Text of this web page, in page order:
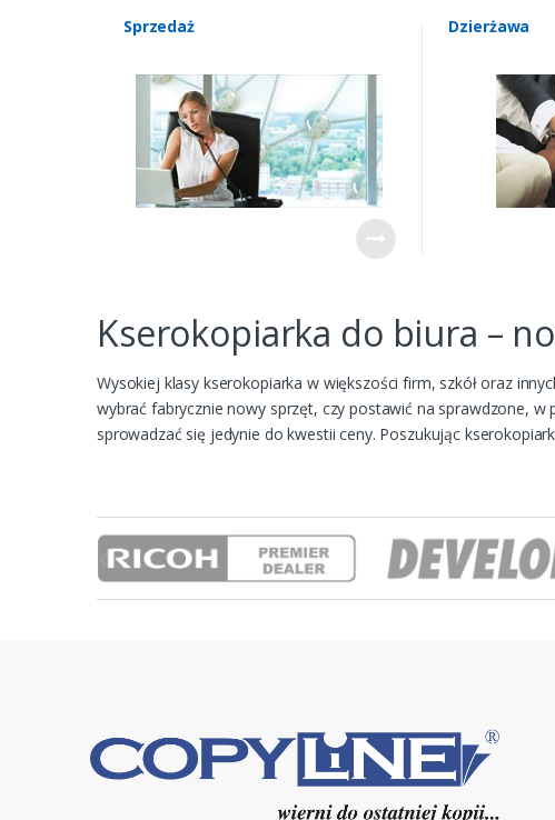
Sprzedaż Dzierżawa
Kserokopiarka do biura –
Wysokiej klasy kserokopiarka w większości firm, szkół oraz
wybrać fabrycznie nowy sprzęt, czy postawić na sprawdzone,
sprowadzać się jedynie do kwestii ceny. Poszukując